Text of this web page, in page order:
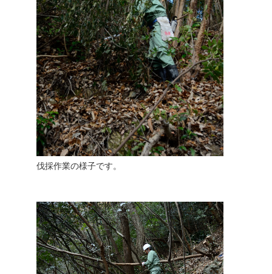
伐採作業の様子です。